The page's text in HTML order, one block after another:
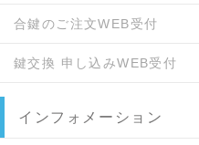
合鍵のご注文WEB受付
鍵交換 申し込みWEB受付
インフォメーション